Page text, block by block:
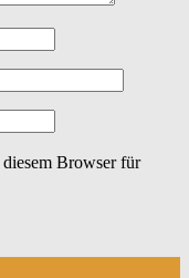
Browser für